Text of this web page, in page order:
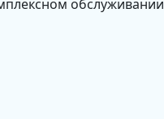
обслуживании